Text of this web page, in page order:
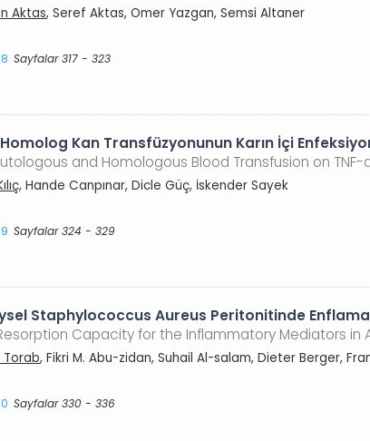
Aktas, Seref Aktas, Omer Yazgan, Semsi Altaner
Sayfalar 317 - 323
Kan Transfüzyonunun Karın İçi
and Homologous Blood Transfusion on
, Hande Canpınar, Dicle Güç, İskender Sayek
Sayfalar 324 - 329
Staphylococcus Aureus Peritonitinde
Capacity for the Inflammatory Mediators
Torab, Fikri M. Abu-zidan, Suhail Al-salam, Dieter Berger,
Sayfalar 330 - 336